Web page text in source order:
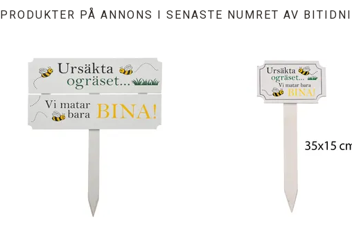
PRODUKTER PÅ ANNONS I SENASTE NUMRET AV